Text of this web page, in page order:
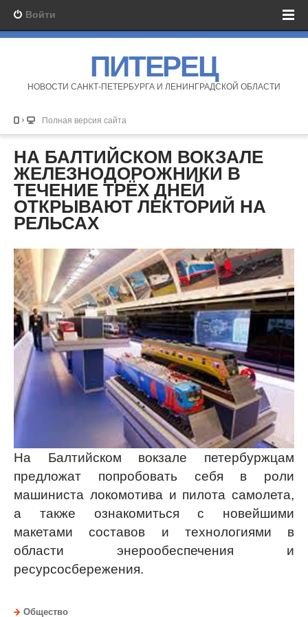
Войти
ПИТЕРЕЦ
НОВОСТИ САНКТ-ПЕТЕРБУРГА И ЛЕНИНГРАДСКОЙ ОБЛАСТИ
Полная версия сайта
НА БАЛТИЙСКОМ ВОКЗАЛЕ
ЖЕЛЕЗНОДОРОЖНИКИ В
ТЕЧЕНИЕ ТРЁХ ДНЕЙ
ОТКРЫВАЮТ ЛЕКТОРИЙ НА
РЕЛЬСАХ
На Балтийском вокзале петербуржцам
предложат попробовать себя в роли
машиниста локомотива и пилота самолета,
а также ознакомиться с новейшими
макетами составов и технологиями в
области энерообеспечения и
ресурсосбережения.
Общество